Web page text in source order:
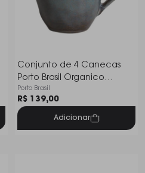
Conjunto de 4 Canecas
Porto Brasil Organico
Tourmaline 273 Ml
Porto Brasil
R$ 139,00
Adicionar